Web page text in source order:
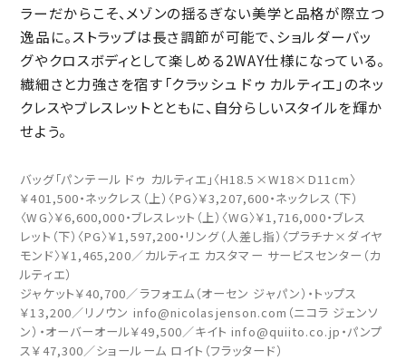
ラーだからこそ、メゾンの揺るぎない美学と品格が際立つ
逸品に。ストラップは長さ調節が可能で、ショルダーバッ
グやクロスボディとして楽しめる2WAY仕様になっている。
繊細さと力強さを宿す「クラッシュ ドゥ カルティエ」のネッ
クレスやブレスレットとともに、自分らしいスタイルを輝か
せよう。
バッグ「パンテール ドゥ カルティエ」〈H18.5×W18×D11cm〉
￥401,500・ネックレス（上）〈PG〉￥3,207,600・ネックレス（下）
〈WG〉￥6,600,000・ブレスレット（上）〈WG〉￥1,716,000・ブレス
レット（下）〈PG〉￥1,597,200・リング（人差し指）〈プラチナ×ダイヤ
モンド〉￥1,465,200／カルティエ カスタマー サービスセンター（カ
ルティエ）
ジャケット￥40,700／ラフォエム（オーセン ジャパン）・トップス
￥13,200／リノウン info@nicolasjenson.com（ニコラ ジェンソ
ン）・オーバーオール￥49,500／キイト info@quiito.co.jp・パンプ
ス￥47,300／ショールーム ロイト（フラッタード）